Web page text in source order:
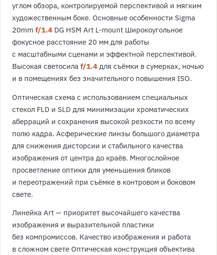
углом обзора, контролируемой перспективой и мягким
художественным боке. Основные особенности Sigma
20mm f/1.4 DG HSM Art L-mount Широкоугольное
фокусное расстояние 20 мм для работы
с масштабными сценами и эффектной перспективой.
Высокая светосила f/1.4 для съёмки в сумерках, ночью
и в помещениях без значительного повышения ISO.
Оптическая схема с использованием специальных
стекол FLD и SLD для минимизации хроматических
аберраций и сохранения высокой резкости по всему
полю кадра. Асферические линзы большого диаметра
для снижения дисторсии и стабильного качества
изображения от центра до краёв. Многослойное
просветление оптики для уменьшения бликов
и переотражений при съёмке в контровом и боковом
свете.
Линейка Art — приоритет высочайшего качества
изображения и выразительной пластики
без компромиссов. Качество изображения и работа
в сложном свете Оптическая конструкция объектива